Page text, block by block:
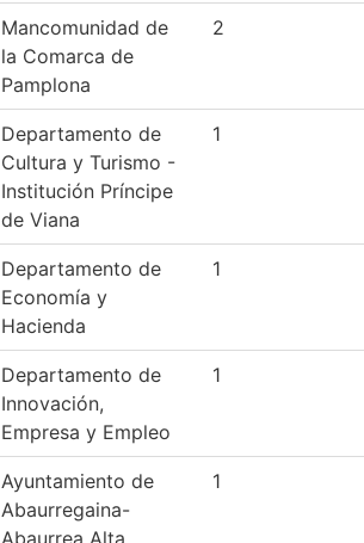
Mancomunidad de
la Comarca de
Pamplona
2
Departamento de
Cultura y Turismo -
Institución Príncipe
de Viana
1
Departamento de
Economía y
Hacienda
1
Departamento de
Innovación,
Empresa y Empleo
1
Ayuntamiento de
Abaurregaina-
Abaurrea Alta
1